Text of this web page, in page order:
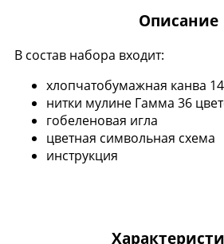
Описание
В состав набора входит:
хлопчатобумажная канва
нитки мулине Гамма 36
гобеленовая игла
цветная символьная схема
инструкция